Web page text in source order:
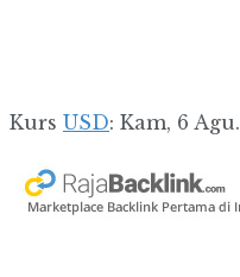
Kurs USD: Kam, 6 Agu.